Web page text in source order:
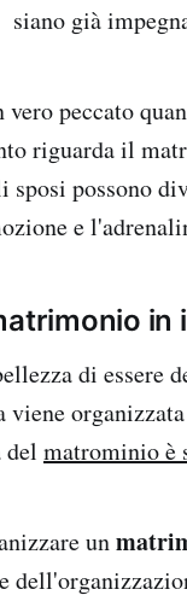
siano già
vero peccato
riguarda il
sposi possono
e
in
di essere
viene
del matrominio è
un